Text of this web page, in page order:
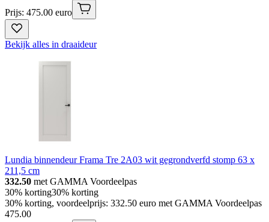
Prijs: 475.00 euro
Bekijk alles in draaideur
Lundia binnendeur Frama Tre 2A03 wit gegrondverfd stomp 63 x
211,5 cm
332.50 met GAMMA Voordeelpas
30% korting30% korting
30% korting, voordeelprijs: 332.50 euro met GAMMA Voordeelpas
475.00